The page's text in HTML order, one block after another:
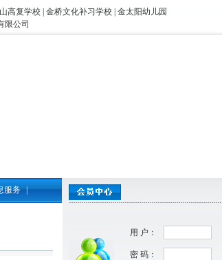
高复学校| 金桥文化补习学校| 金太阳幼儿园
限公司
服务 |
用 户：
密 码：